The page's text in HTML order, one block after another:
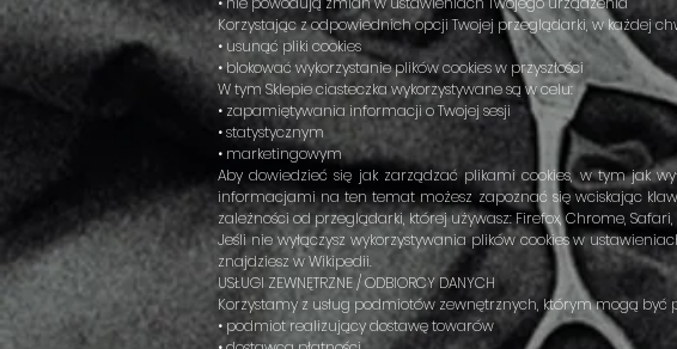
Korzystając z odpowiednich opcji Twojej przeglądarki, w każdej
• usunąć pliki cookies
• blokować wykorzystanie plików cookies w przyszłości
W tym Sklepie ciasteczka wykorzystywane są w celu:
• zapamiętywania informacji o Twojej sesji
• statystycznym
• marketingowym
Aby dowiedzieć się jak zarządzać plikami cookies, w tym jak
informacjami na ten temat możesz zapoznać się wciskając
zależności od przeglądarki, której używasz: Firefox, Chrome,
Jeśli nie wyłączysz wykorzystywania plików cookies w
znajdziesz w Wikipedii.
USŁUGI ZEWNĘTRZNE / ODBIORCY DANYCH
Korzystamy z usług podmiotów zewnętrznych, którym mogą
• podmiot realizujący dostawę towarów